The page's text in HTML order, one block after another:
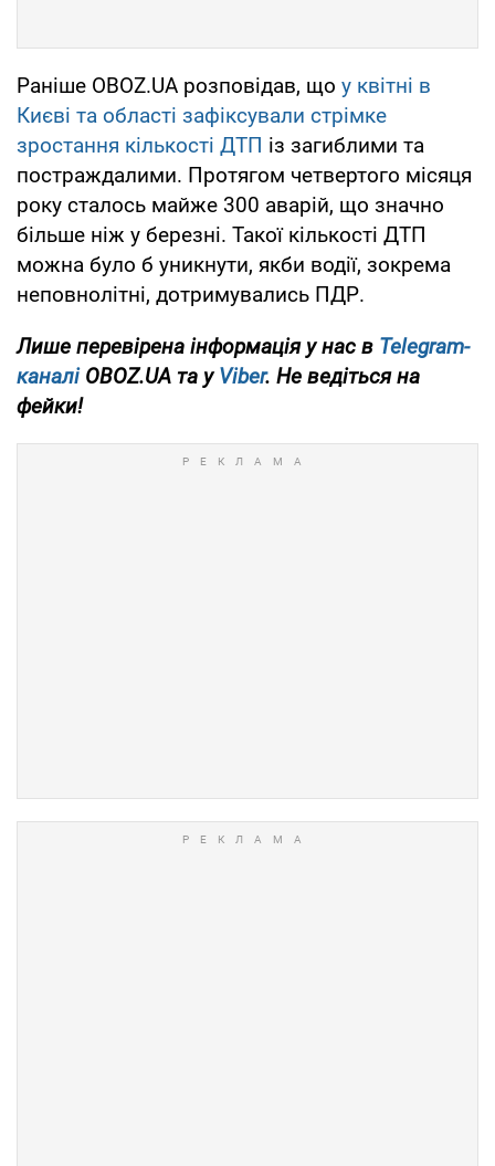
Раніше OBOZ.UA розповідав, що у квітні в
Києві та області зафіксували стрімке
зростання кількості ДТП із загиблими та
постраждалими. Протягом четвертого місяця
року сталось майже 300 аварій, що значно
більше ніж у березні. Такої кількості ДТП
можна було б уникнути, якби водії, зокрема
неповнолітні, дотримувались ПДР.
Лише перевірена інформація у нас в Telegram-
каналіOBOZ.UA та уViber. Не ведіться на
фейки!